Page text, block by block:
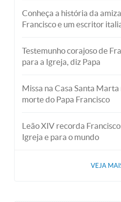
Conheça a história da
Francisco e um escritor
Testemunho corajoso de
para a Igreja, diz Papa
Missa na Casa Santa
morte do Papa Francisco
Leão XIV recorda
Igreja e para o mundo
VEJA